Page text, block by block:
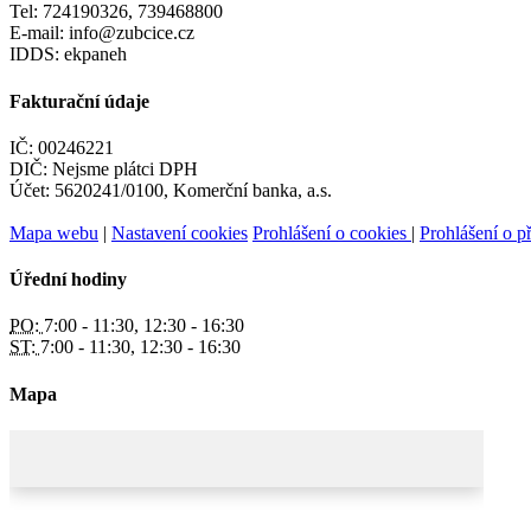
Tel: 724190326, 739468800
E-mail: info@zubcice.cz
IDDS: ekpaneh
Fakturační údaje
IČ: 00246221
DIČ: Nejsme plátci DPH
Účet: 5620241/0100, Komerční banka, a.s.
Mapa webu | Nastavení cookies Prohlášení o cookies | Prohlášení o
Úřední hodiny
PO: 7:00 - 11:30, 12:30 - 16:30
ST: 7:00 - 11:30, 12:30 - 16:30
Mapa